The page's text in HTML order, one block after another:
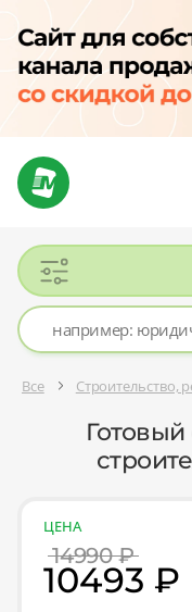
Все Строительство,
ЦЕНА
14990 ₽
10493 ₽